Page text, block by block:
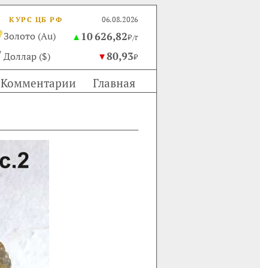
КУРС ЦБ РФ 06.08.2026
Золото (Au) ▲ 10 626,82₽/г
Доллар ($) ▼80,93₽
Комментарии Главная